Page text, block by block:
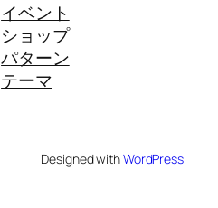
イベント
ショップ
パターン
テーマ
Designed withWordPress